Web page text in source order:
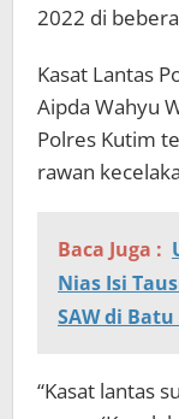
2022 di
Kasat Lantas
Aipda Wahyu
Polres Kutim
rawan
Baca Juga :
Nias Isi
SAW di
“Kasat lantas